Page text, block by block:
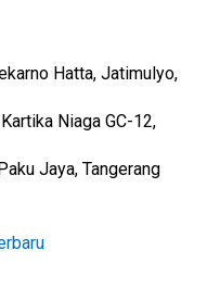
Hatta, Jatimulyo,
Niaga GC-12,
Jaya, Tangerang